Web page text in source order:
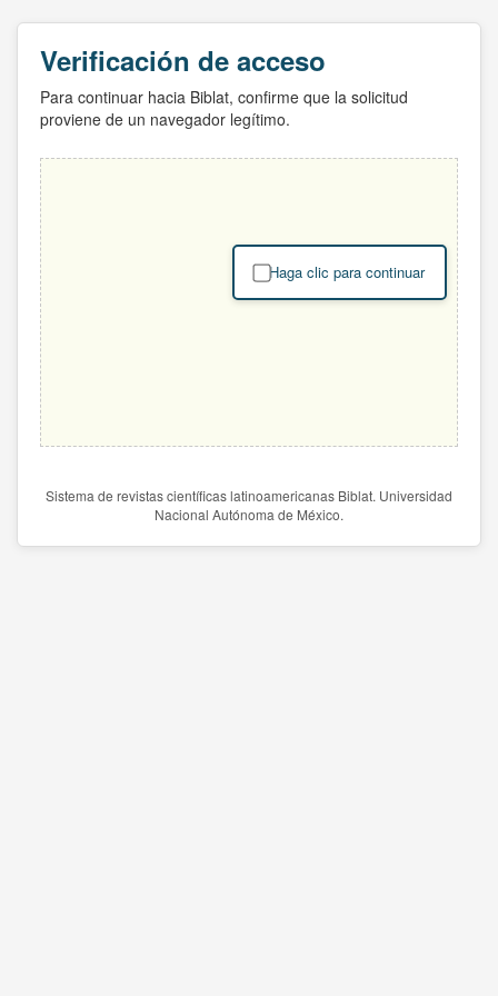
Verificación de acceso
Para continuar hacia Biblat, confirme que la solicitud
proviene de un navegador legítimo.
Haga clic para continuar
Sistema de revistas científicas latinoamericanas Biblat. Universidad
Nacional Autónoma de México.